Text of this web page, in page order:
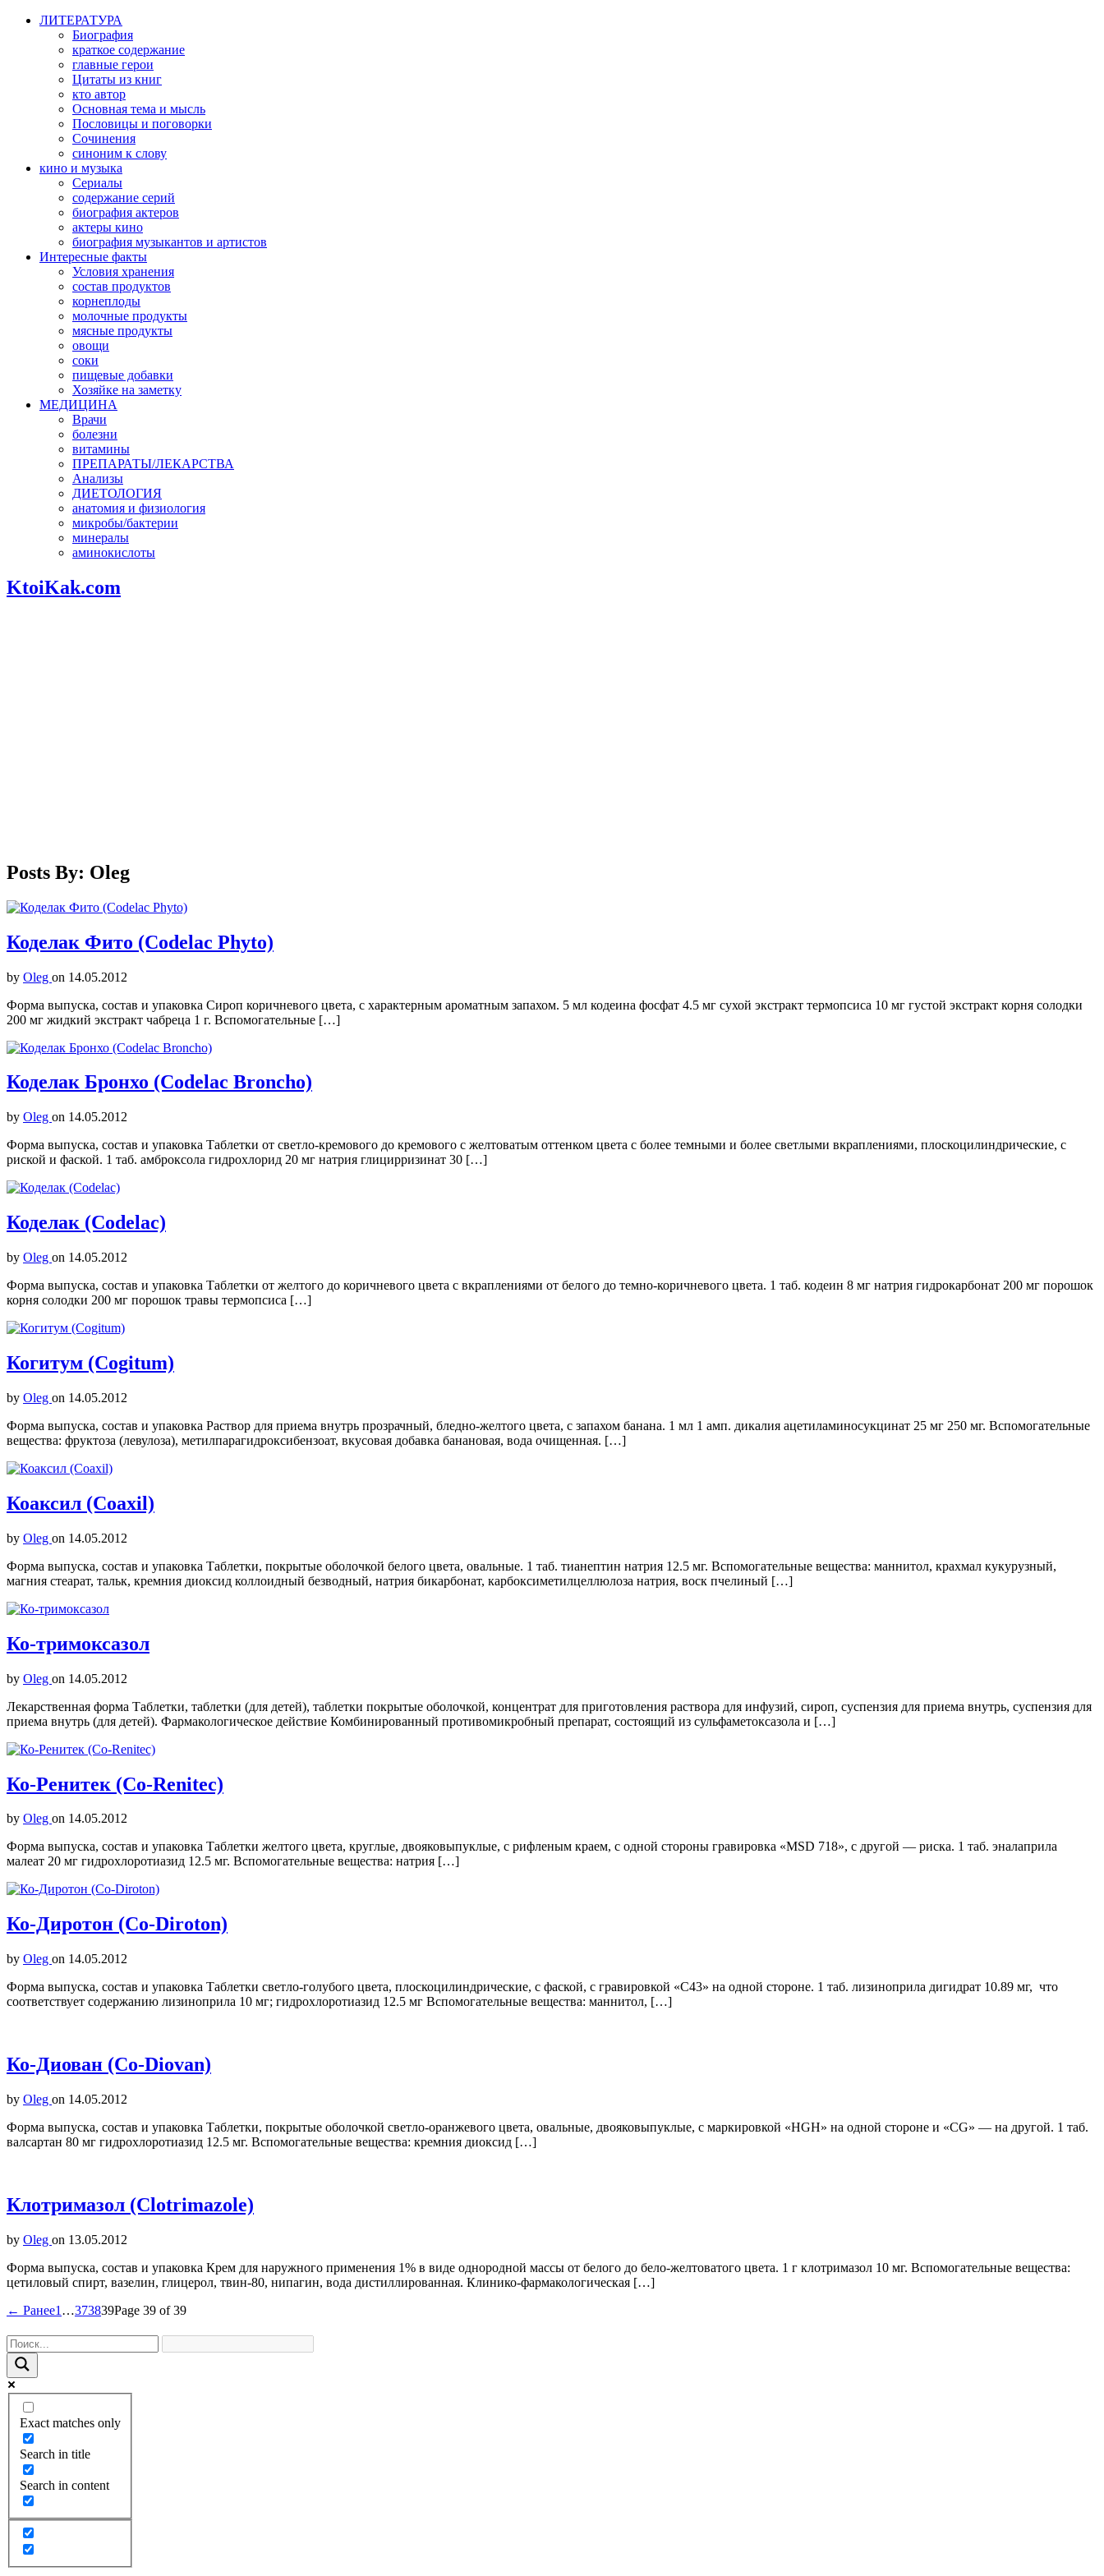
ЛИТЕРАТУРА
Биография
краткое содержание
главные герои
Цитаты из книг
кто автор
Основная тема и мысль
Пословицы и поговорки
Сочинения
синоним к слову
кино и музыка
Сериалы
содержание серий
биография актеров
актеры кино
биография музыкантов и артистов
Интересные факты
Условия хранения
состав продуктов
корнеплоды
молочные продукты
мясные продукты
овощи
соки
пищевые добавки
Хозяйке на заметку
МЕДИЦИНА
Врачи
болезни
витамины
ПРЕПАРАТЫ/ЛЕКАРСТВА
Анализы
ДИЕТОЛОГИЯ
анатомия и физиология
микробы/бактерии
минералы
аминокислоты
KtoiKak.com
Posts By: Oleg
Коделак Фито (Codelac Phyto)
by Oleg on 14.05.2012
Форма выпуска, состав и упаковка Сироп коричневого цвета, с характерным ароматным запахом. 5 мл кодеина фосфат 4.5 мг сухой экстракт термопсиса 10 мг густой экстракт корня солодки
200 мг жидкий экстракт чабреца 1 г. Вспомогательные […]
Коделак Бронхо (Codelac Broncho)
by Oleg on 14.05.2012
Форма выпуска, состав и упаковка Таблетки от светло-кремового до кремового с желтоватым оттенком цвета с более темными и более светлыми вкраплениями, плоскоцилиндрические, с
риской и фаской. 1 таб. амброксола гидрохлорид 20 мг натрия глицирризинат 30 […]
Коделак (Codelac)
by Oleg on 14.05.2012
Форма выпуска, состав и упаковка Таблетки от желтого до коричневого цвета с вкраплениями от белого до темно-коричневого цвета. 1 таб. кодеин 8 мг натрия гидрокарбонат 200 мг порошок
корня солодки 200 мг порошок травы термопсиса […]
Когитум (Cogitum)
by Oleg on 14.05.2012
Форма выпуска, состав и упаковка Раствор для приема внутрь прозрачный, бледно-желтого цвета, с запахом банана. 1 мл 1 амп. дикалия ацетиламиносукцинат 25 мг 250 мг. Вспомогательные
вещества: фруктоза (левулоза), метилпарагидроксибензоат, вкусовая добавка банановая, вода очищенная. […]
Коаксил (Coaxil)
by Oleg on 14.05.2012
Форма выпуска, состав и упаковка Таблетки, покрытые оболочкой белого цвета, овальные. 1 таб. тианептин натрия 12.5 мг. Вспомогательные вещества: маннитол, крахмал кукурузный,
магния стеарат, тальк, кремния диоксид коллоидный безводный, натрия бикарбонат, карбоксиметилцеллюлоза натрия, воск пчелиный […]
Ко-тримоксазол
by Oleg on 14.05.2012
Лекарственная форма Таблетки, таблетки (для детей), таблетки покрытые оболочкой, концентрат для приготовления раствора для инфузий, сироп, суспензия для приема внутрь, суспензия для
приема внутрь (для детей). Фармакологическое действие Комбинированный противомикробный препарат, состоящий из сульфаметоксазола и […]
Ко-Ренитек (Co-Renitec)
by Oleg on 14.05.2012
Форма выпуска, состав и упаковка Таблетки желтого цвета, круглые, двояковыпуклые, с рифленым краем, с одной стороны гравировка «MSD 718», с другой — риска. 1 таб. эналаприла
малеат 20 мг гидрохлоротиазид 12.5 мг. Вспомогательные вещества: натрия […]
Ко-Диротон (Co-Diroton)
by Oleg on 14.05.2012
Форма выпуска, состав и упаковка Таблетки светло-голубого цвета, плоскоцилиндрические, с фаской, с гравировкой «С43» на одной стороне. 1 таб. лизиноприла дигидрат 10.89 мг, что
соответствует содержанию лизиноприла 10 мг; гидрохлоротиазид 12.5 мг Вспомогательные вещества: маннитол, […]
Ко-Диован (Co-Diovan)
by Oleg on 14.05.2012
Форма выпуска, состав и упаковка Таблетки, покрытые оболочкой светло-оранжевого цвета, овальные, двояковыпуклые, с маркировкой «НGН» на одной стороне и «CG» — на другой. 1 таб.
валсартан 80 мг гидрохлоротиазид 12.5 мг. Вспомогательные вещества: кремния диоксид […]
Клотримазол (Clotrimazole)
by Oleg on 13.05.2012
Форма выпуска, состав и упаковка Крем для наружного применения 1% в виде однородной массы от белого до бело-желтоватого цвета. 1 г клотримазол 10 мг. Вспомогательные вещества:
цетиловый спирт, вазелин, глицерол, твин-80, нипагин, вода дистиллированная. Клинико-фармакологическая […]
← Ранее1 …373839Page 39 of 39
Exact matches only
Search in title
Search in content